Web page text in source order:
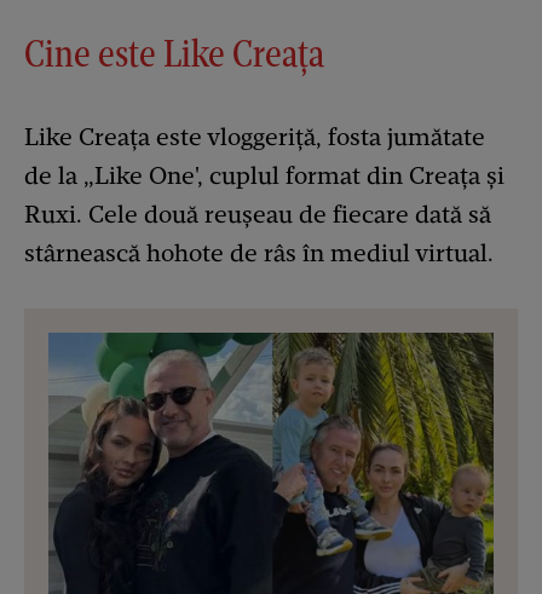
Cine este Like Creața
Like Creața este vloggeriță, fosta jumătate
de la „Like One', cuplul format din Creața și
Ruxi. Cele două reușeau de fiecare dată să
stârnească hohote de râs în mediul virtual.